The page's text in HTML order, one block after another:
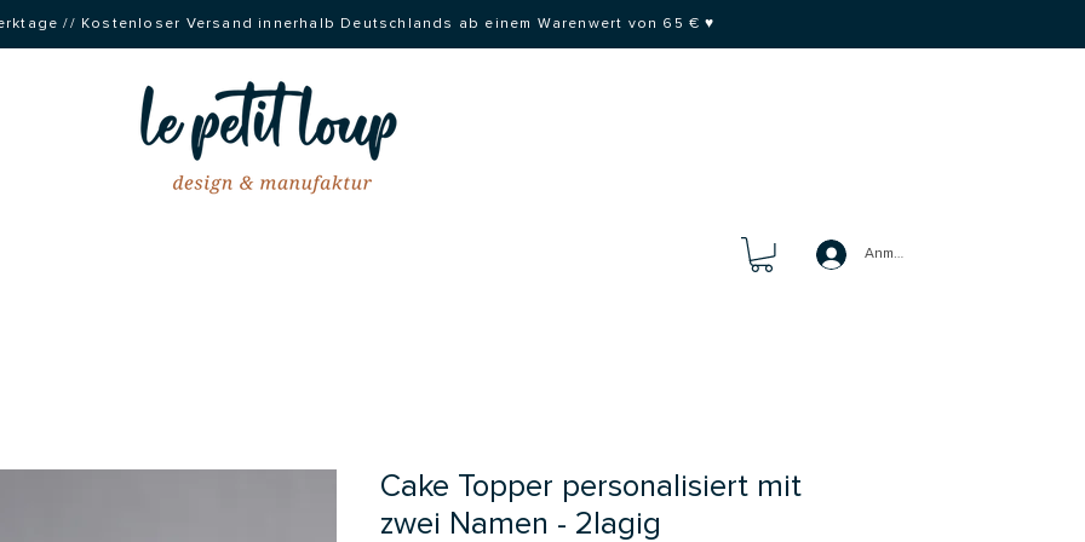
// Kostenloser Versand innerhalb Deutschlands ab einem Warenwert von 65 € ♥
Anmelden
Cake Topper personalisiert mit
zwei Namen - 2lagig